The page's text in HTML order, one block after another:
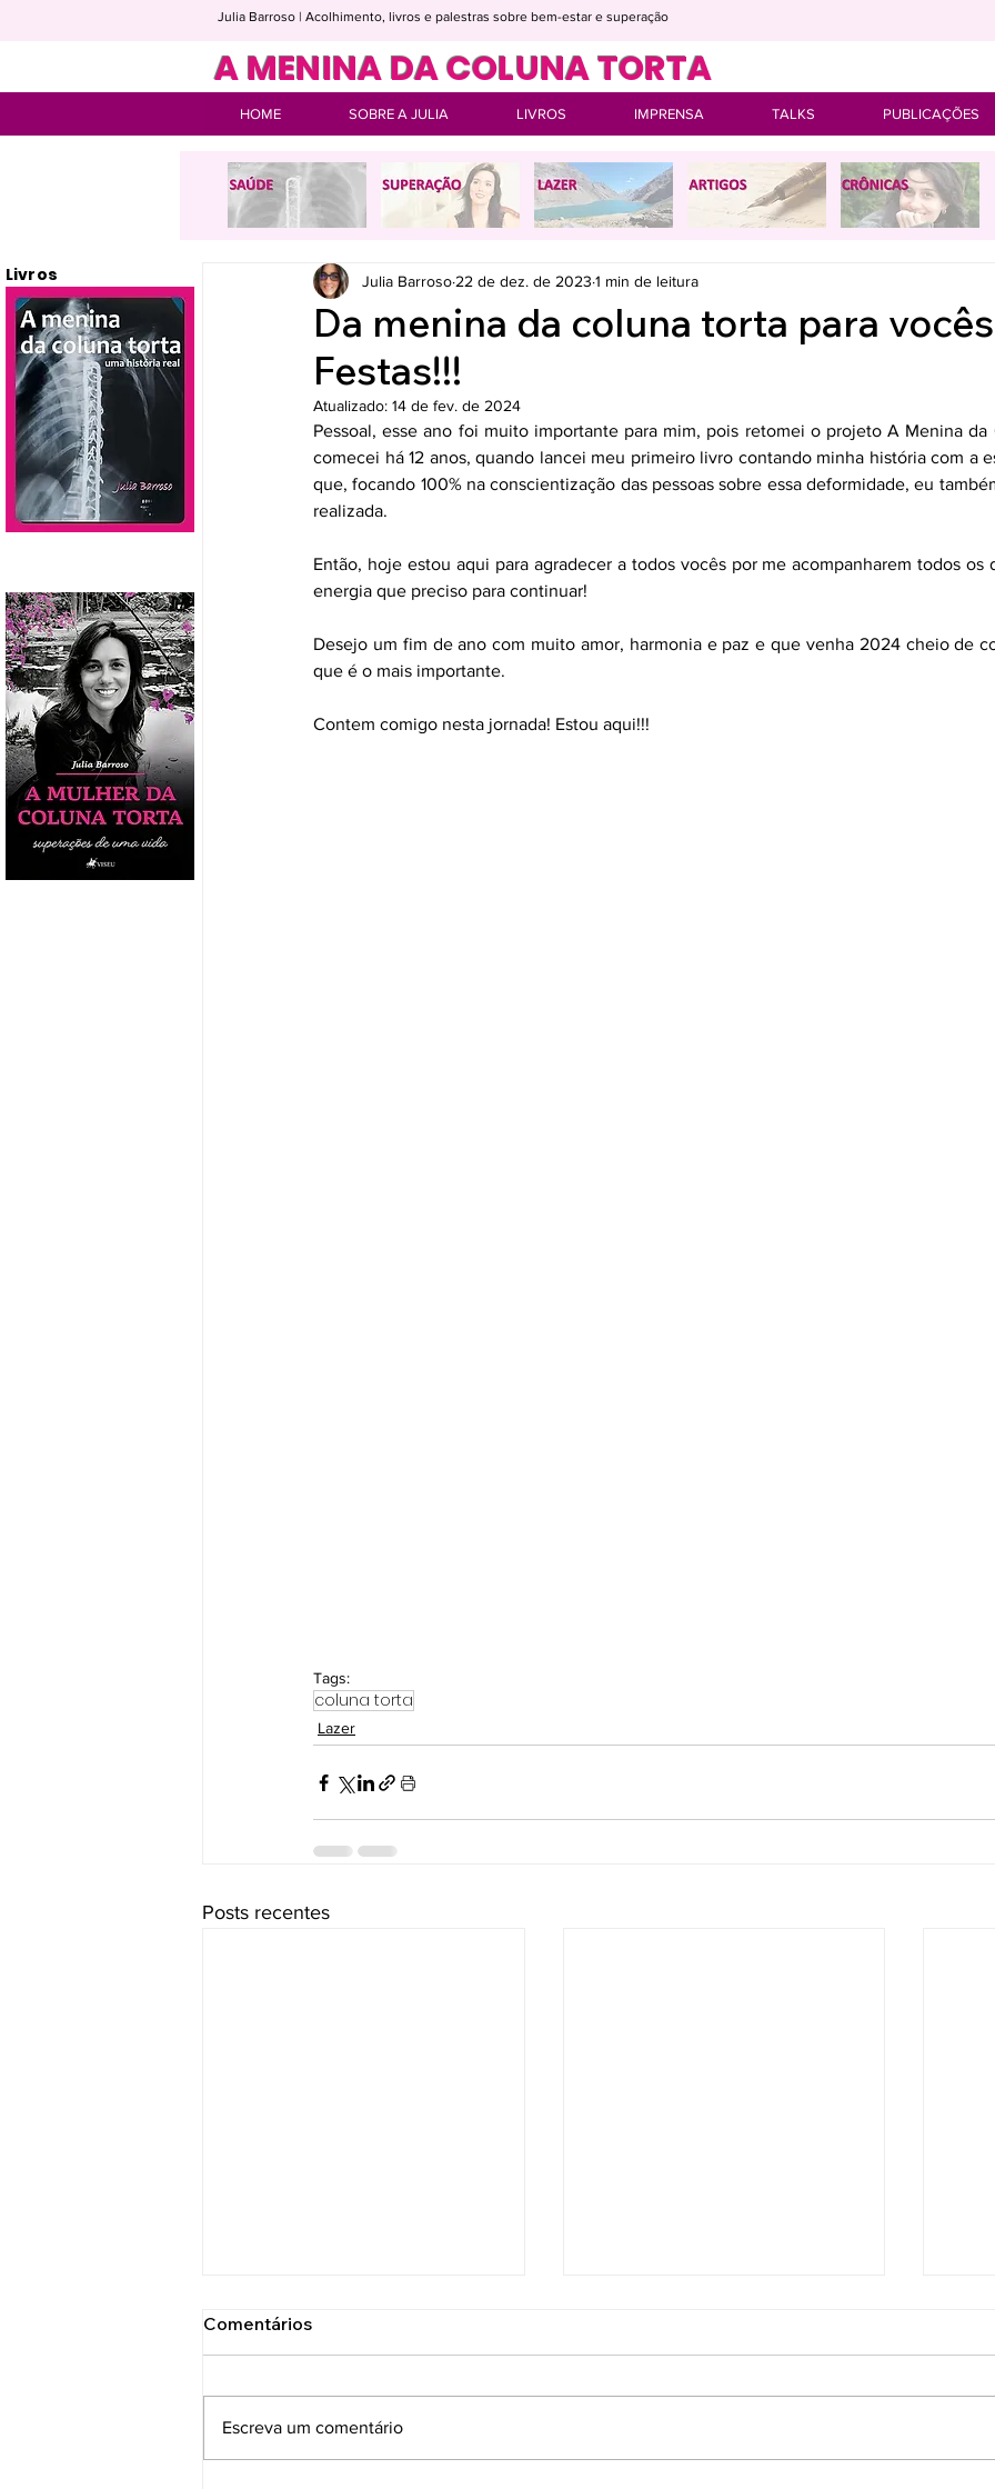
Julia Barroso | Acolhimento, livros e palestras sobre bem-estar e superação
A MENINA DA COLUNA TORTA
HOME SOBRE A JULIA LIVROS IMPRENSA TALKS PUBLICAÇÕES
Livros
Da menina da coluna torta para
Festas!!!
Julia Barroso 22 de dez. de 2023 1 min de leitura
Atualizado: 14 de fev. de 2024
Pessoal, esse ano foi muito importante para mim, pois retomei o projeto A Menina da
comecei há 12 anos, quando lancei meu primeiro livro contando minha história com a
que, focando 100% na conscientização das pessoas sobre essa deformidade, eu
realizada.
Então, hoje estou aqui para agradecer a todos vocês por me acompanharem todos os
energia que preciso para continuar!
Desejo um fim de ano com muito amor, harmonia e paz e que venha 2024 cheio de
que é o mais importante.
Contem comigo nesta jornada! Estou aqui!!!
Tags:
coluna torta
Lazer
Posts recentes
Comentários
Escreva um comentário